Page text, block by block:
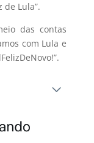
de Lula”.
das contas
com Lula e